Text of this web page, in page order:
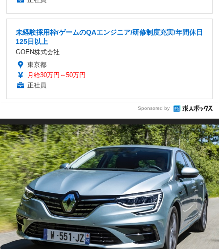
未経験採用枠/ゲームのQAエンジニア/研修制度充実/年間休日
125日以上
GOEN株式会社
東京都
月給30万円～50万円
正社員
Sponsored by